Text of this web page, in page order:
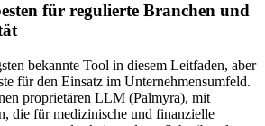
für regulierte Branchen und
bekannte Tool in diesem Leitfaden, aber
für den Einsatz im Unternehmensumfeld.
proprietären LLM (Palmyra), mit
die für medizinische und finanzielle